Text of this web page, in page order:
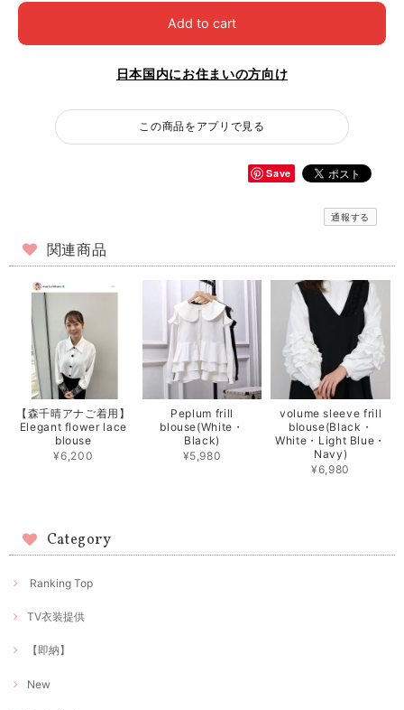
Add to cart
日本国内にお住まいの方向け
この商品をアプリで見る
Save
通報する
関連商品
【森千晴アナご着用】
Elegant flower lace
blouse
¥6,200
Peplum frill
blouse(White・
Black)
¥5,980
volume sleeve frill
blouse(Black・
White・Light Blue・
Navy)
¥6,980
Category
Ranking Top
TV衣装提供
【即納】
New